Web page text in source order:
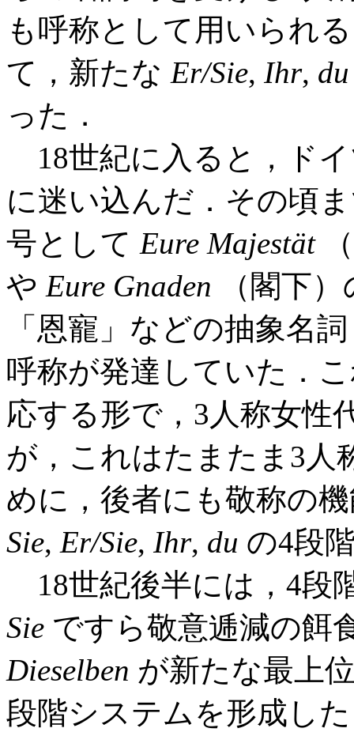
も呼称として用いられ
て，新たな Er/Sie, Ihr, du
った．
18世紀に入ると，ド
に迷い込んだ．その頃
号として Eure Majestät
や Eure Gnaden （閣下
「恩寵」などの抽象名
呼称が発達していた．
応する形で，3人称女性
が，これはたまたま3人
めに，後者にも敬称の
Sie, Er/Sie, Ihr, du の4段
18世紀後半には，4段
Sie ですら敬意逓減の餌
Dieselben が新たな最上
段階システムを形成し